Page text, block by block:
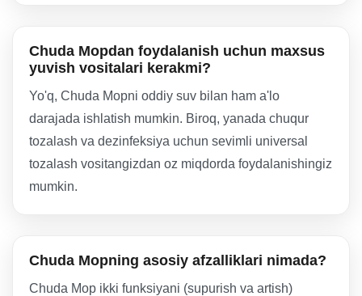
Chuda Mopdan foydalanish uchun maxsus
yuvish vositalari kerakmi?
Yo'q, Chuda Mopni oddiy suv bilan ham a'lo
darajada ishlatish mumkin. Biroq, yanada chuqur
tozalash va dezinfeksiya uchun sevimli universal
tozalash vositangizdan oz miqdorda foydalanishingiz
mumkin.
Chuda Mopning asosiy afzalliklari nimada?
Chuda Mop ikki funksiyani (supurish va artish)